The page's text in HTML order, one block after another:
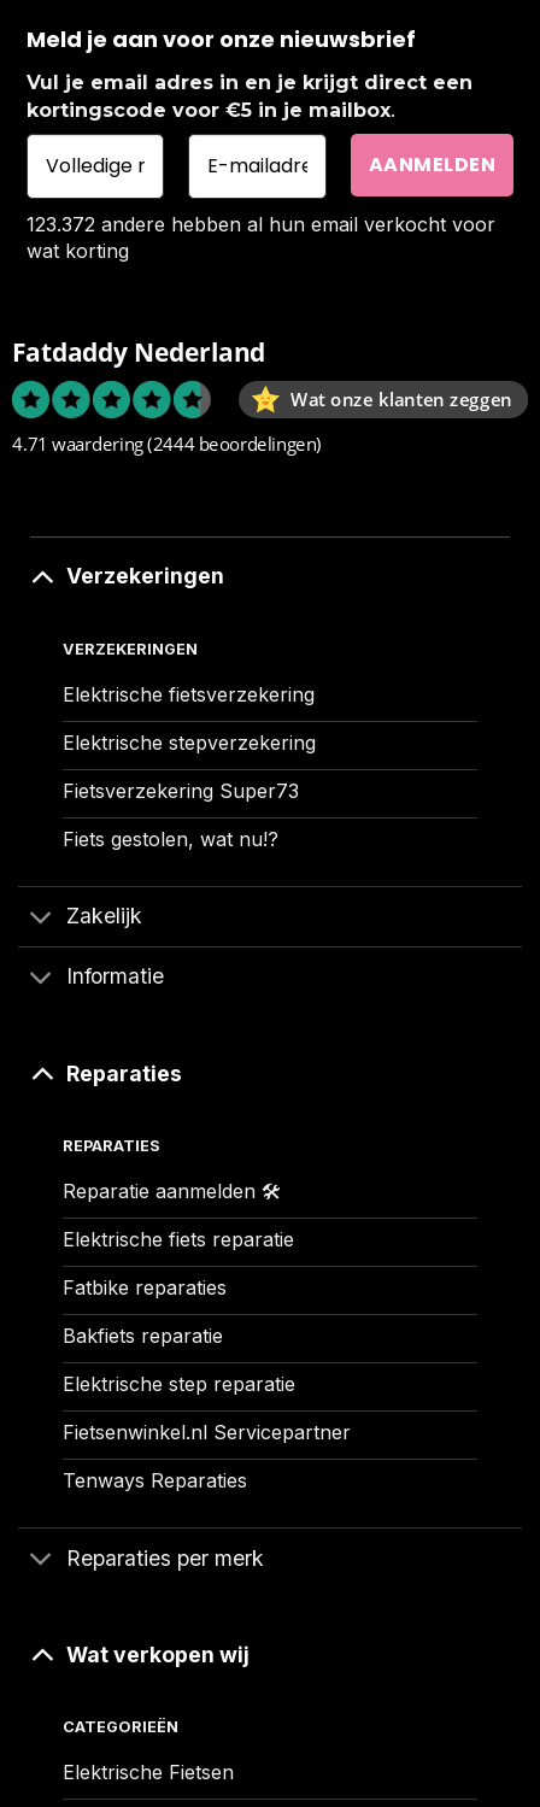
Meld je aan voor onze nieuwsbrief
Vul je email adres in en je krijgt direct een
kortingscode voor €5 in je mailbox.
123.372 andere hebben al hun email verkocht voor
wat korting
Fatdaddy Nederland
Wat onze klanten zeggen
4.71 waardering(2444 beoordelingen)
Verzekeringen
VERZEKERINGEN
Elektrische fietsverzekering
Elektrische stepverzekering
Fietsverzekering Super73
Fiets gestolen, wat nu!?
Zakelijk
Informatie
Reparaties
REPARATIES
Reparatie aanmelden 🛠️
Elektrische fiets reparatie
Fatbike reparaties
Bakfiets reparatie
Elektrische step reparatie
Fietsenwinkel.nl Servicepartner
Tenways Reparaties
Reparaties per merk
Wat verkopen wij
CATEGORIEËN
Elektrische Fietsen